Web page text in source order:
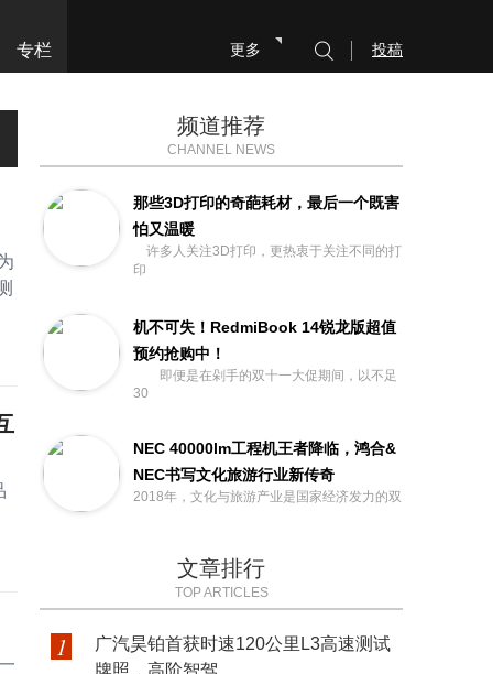
专栏 更多 投稿
频道推荐
CHANNEL NEWS
那些3D打印的奇葩耗材，最后一个既害
怕又温暖
许多人关注3D打印，更热衷于关注不同的打
印
机不可失！RedmiBook 14锐龙版超值
预约抢购中！
即便是在剁手的双十一大促期间，以不足
30
NEC 40000lm工程机王者降临，鸿合&
NEC书写文化旅游行业新传奇
2018年，文化与旅游产业是国家经济发力的双
文章排行
TOP ARTICLES
1
广汽昊铂首获时速120公里L3高速测试
牌照，高阶智驾